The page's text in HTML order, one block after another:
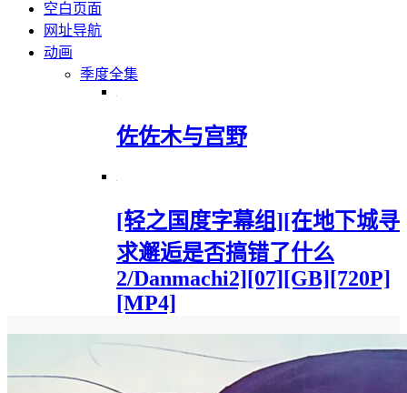
空白页面
网址导航
动画
季度全集
佐佐木与宫野
[轻之国度字幕组][在地下城寻
求邂逅是否搞错了什么
2/Danmachi2][07][GB][720P]
[MP4]